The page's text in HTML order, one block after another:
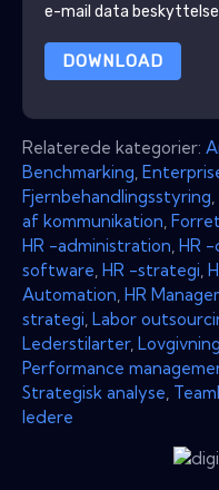
e-mail data
DOWNLOAD
Relaterede kategorier:
Benchmarking
Fjernbehandlingsstyring
af kommunikation
HR -administration HR -
software HR -strategi
Automation HR
strategi Labor
Lederstilarter,
Performance
Strategisk analyse
ledere